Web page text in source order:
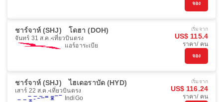
จอง
ชาร์จาห์ (SHJ) โดฮา (DOH)
จันทร์ 31 ส.ค. เที่ยวบินตรง
แอร์อาระเบีย
เริ่มจาก
US$ 115.4
ราคา/ คน
จอง
ชาร์จาห์ (SHJ) ไฮเดอราบัด (HYD)
เสาร์ 22 ส.ค. เที่ยวบินตรง
IndiGo
เริ่มจาก
US$ 116.24
ราคา/ คน